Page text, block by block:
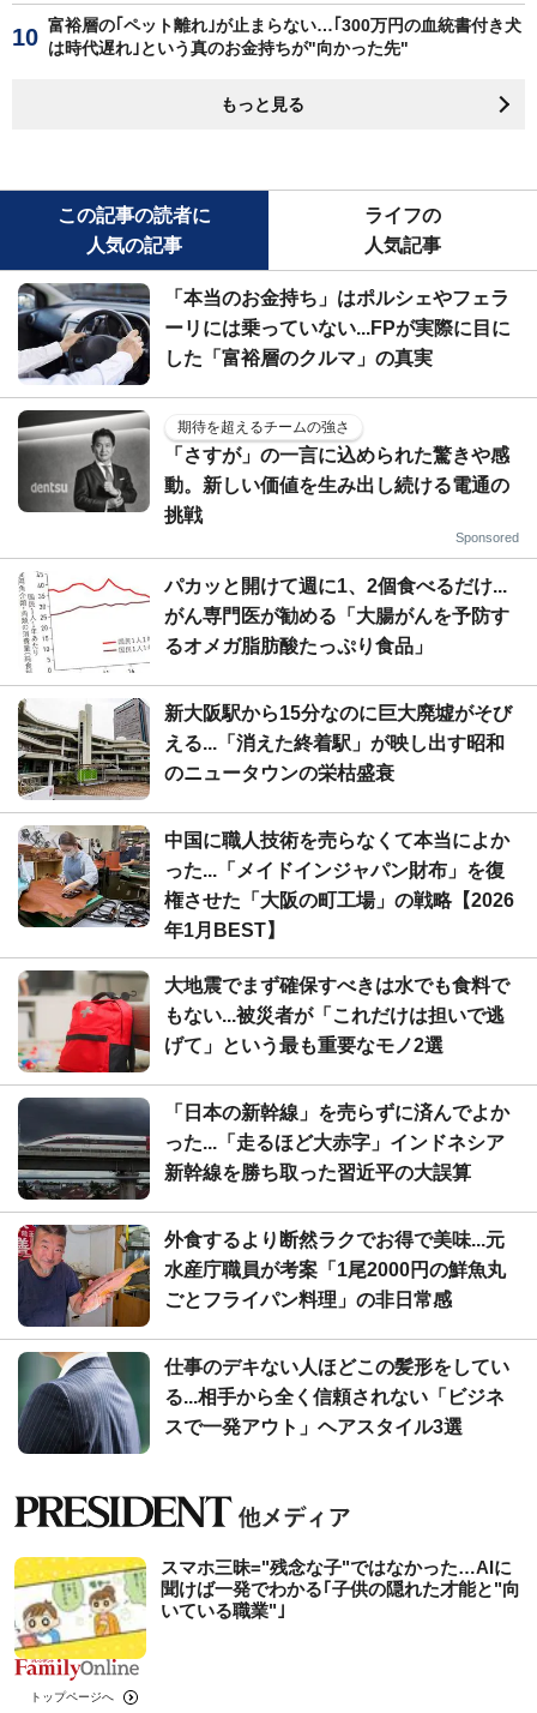
富裕層の｢ペット離れ｣が止まらない…｢300万円の血統書付き犬
は時代遅れ｣という真のお金持ちが"向かった先"
もっと見る
この記事の読者に
人気の記事
ライフの
人気記事
「本当のお金持ち」はポルシェやフェラ
ーリには乗っていない...FPが実際に目に
した「富裕層のクルマ」の真実
期待を超えるチームの強さ
「さすが」の一言に込められた驚きや感
動。新しい価値を生み出し続ける電通の
挑戦
Sponsored
パカッと開けて週に1、2個食べるだけ...
がん専門医が勧める「大腸がんを予防す
るオメガ脂肪酸たっぷり食品」
新大阪駅から15分なのに巨大廃墟がそび
える...「消えた終着駅」が映し出す昭和
のニュータウンの栄枯盛衰
中国に職人技術を売らなくて本当によか
った...「メイドインジャパン財布」を復
権させた「大阪の町工場」の戦略【2026
年1月BEST】
大地震でまず確保すべきは水でも食料で
もない...被災者が「これだけは担いで逃
げて」という最も重要なモノ2選
「日本の新幹線」を売らずに済んでよか
った...「走るほど大赤字」インドネシア
新幹線を勝ち取った習近平の大誤算
外食するより断然ラクでお得で美味...元
水産庁職員が考案「1尾2000円の鮮魚丸
ごとフライパン料理」の非日常感
仕事のデキない人ほどこの髪形をしてい
る...相手から全く信頼されない「ビジネ
スで一発アウト」ヘアスタイル3選
スマホ三昧="残念な子"ではなかった…AIに
聞けば一発でわかる｢子供の隠れた才能と"向
いている職業"｣
トップページへ